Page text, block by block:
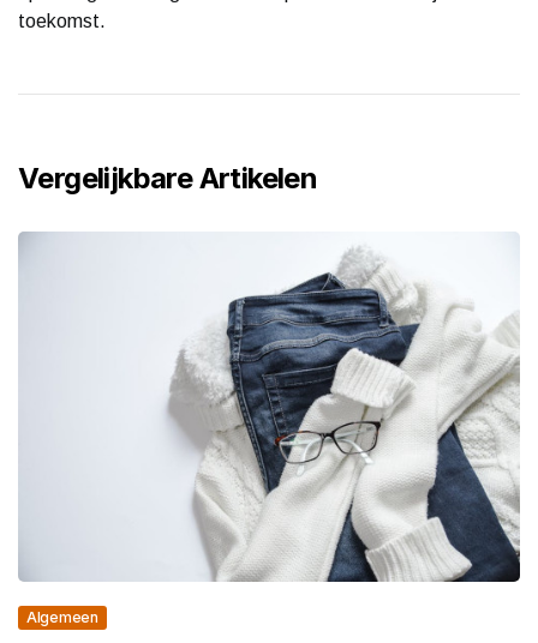
toekomst.
Vergelijkbare Artikelen
Algemeen